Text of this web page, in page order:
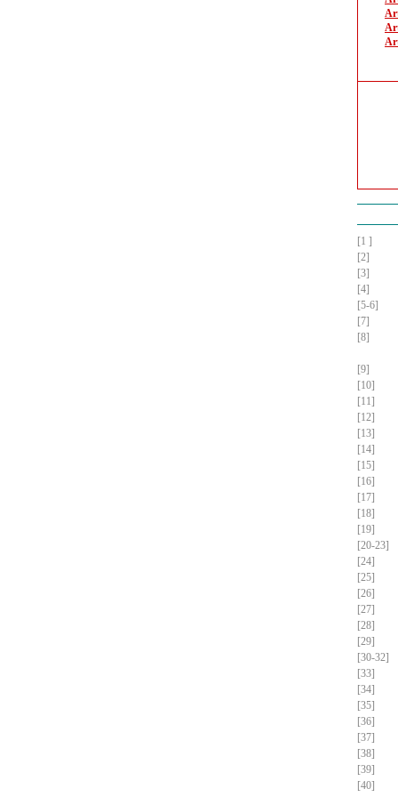
[1 ]
[2]
[3]
[4]
[5-6]
[7]
[8]
[9]
[10]
[11]
[12]
[13]
[14]
[15]
[16]
[17]
[18]
[19]
[20-23]
[24]
[25]
[26]
[27]
[28]
[29]
[30-32]
[33]
[34]
[35]
[36]
[37]
[38]
[39]
[40]